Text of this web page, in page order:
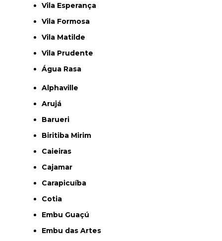
Vila Esperança
Vila Formosa
Vila Matilde
Vila Prudente
Água Rasa
Alphaville
Arujá
Barueri
Biritiba Mirim
Caieiras
Cajamar
Carapicuíba
Cotia
Embu Guaçú
Embu das Artes